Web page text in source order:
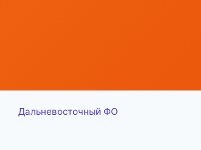
Дальневосточный ФО